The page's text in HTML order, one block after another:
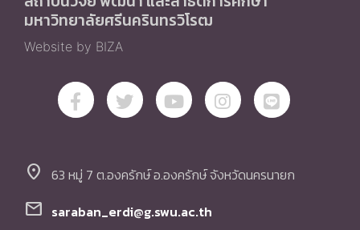
มหาวิทยาลัยศรีนครินทรวิโรฒ
Website by BIZA
location_on 63 หมู่ 7 ต.องครักษ์ อ.องครักษ์ จังหวัดนครนายก
mail saraban_erdi@g.swu.ac.th